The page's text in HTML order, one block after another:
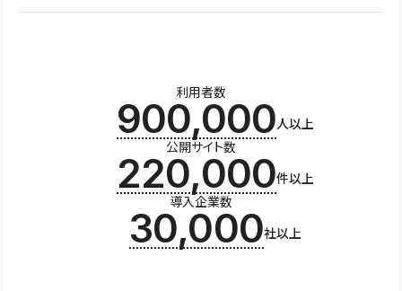
利用者数
900,000人以上
公開サイト数
220,000件以上
導入企業数
30,000社以上